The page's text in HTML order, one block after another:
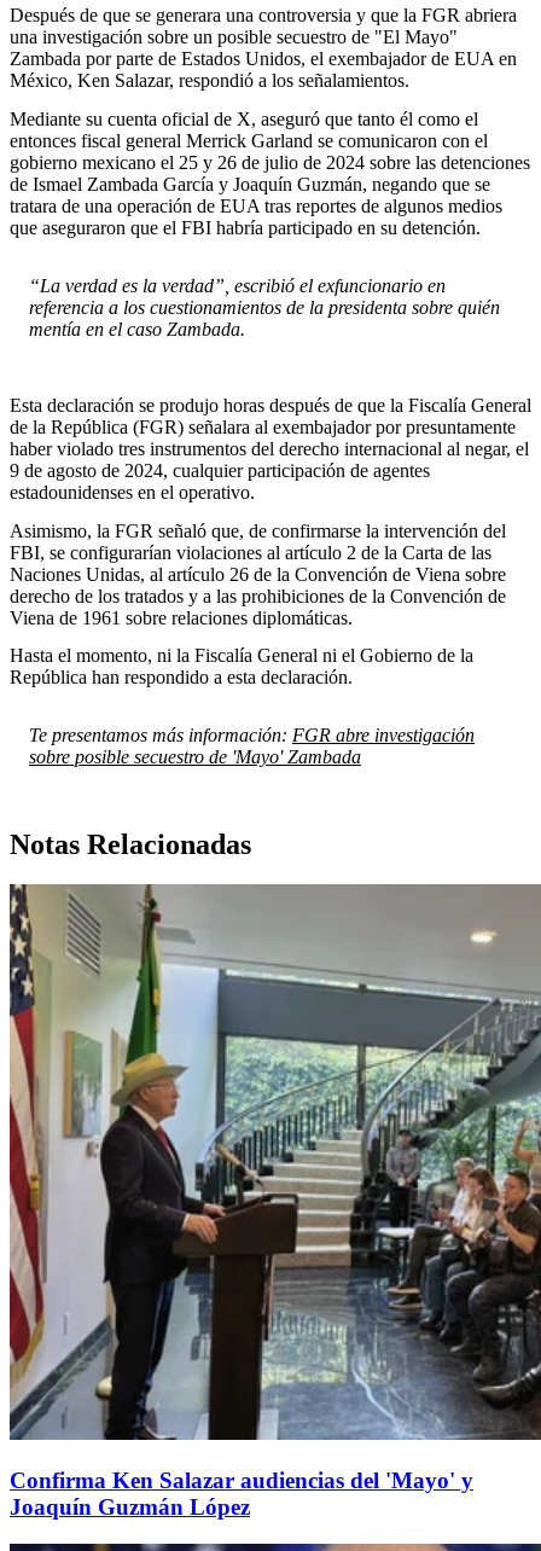
Después de que se generara una controversia y que la FGR abriera
una investigación sobre un posible secuestro de "El Mayo"
Zambada por parte de Estados Unidos, el exembajador de EUA en
México, Ken Salazar, respondió a los señalamientos.
Mediante su cuenta oficial de X, aseguró que tanto él como el
entonces fiscal general Merrick Garland se comunicaron con el
gobierno mexicano el 25 y 26 de julio de 2024 sobre las detenciones
de Ismael Zambada García y Joaquín Guzmán, negando que se
tratara de una operación de EUA tras reportes de algunos medios
que aseguraron que el FBI habría participado en su detención.
“La verdad es la verdad”, escribió el exfuncionario en
referencia a los cuestionamientos de la presidenta sobre quién
mentía en el caso Zambada.
Esta declaración se produjo horas después de que la Fiscalía General
de la República (FGR) señalara al exembajador por presuntamente
haber violado tres instrumentos del derecho internacional al negar, el
9 de agosto de 2024, cualquier participación de agentes
estadounidenses en el operativo.
Asimismo, la FGR señaló que, de confirmarse la intervención del
FBI, se configurarían violaciones al artículo 2 de la Carta de las
Naciones Unidas, al artículo 26 de la Convención de Viena sobre
derecho de los tratados y a las prohibiciones de la Convención de
Viena de 1961 sobre relaciones diplomáticas.
Hasta el momento, ni la Fiscalía General ni el Gobierno de la
República han respondido a esta declaración.
Te presentamos más información: FGR abre investigación
sobre posible secuestro de 'Mayo' Zambada
Notas Relacionadas
Confirma Ken Salazar audiencias del 'Mayo' y
Joaquín Guzmán López